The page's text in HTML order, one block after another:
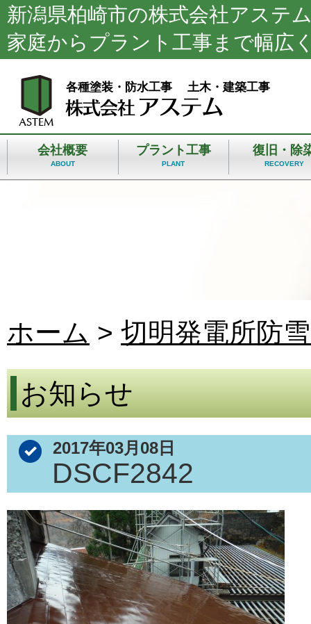
新潟県柏崎市の株式会社アステ
家庭からプラント工事まで幅広
各種塗装・防水工事 土木・建築工事
会社概要
ABOUT
プラント工事
PLANT
復旧・除
RECOVERY
ホーム > 切明発電所防
お知らせ
2017年03月08日
DSCF2842